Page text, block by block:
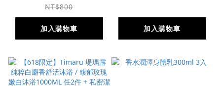
NT$800
加入購物車 加入購物車